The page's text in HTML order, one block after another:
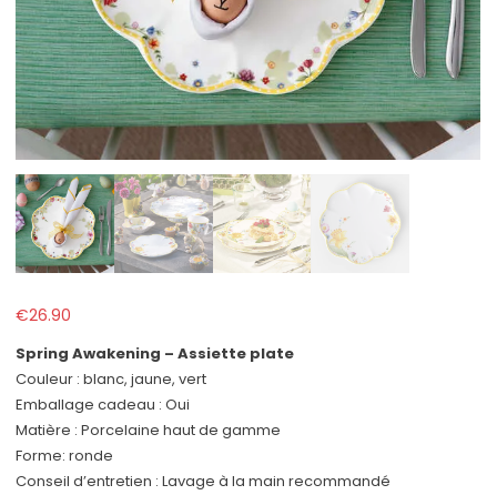
€26.90
Spring Awakening – Assiette plate
Couleur : blanc, jaune, vert
Emballage cadeau : Oui
Matière : Porcelaine haut de gamme
Forme: ronde
Conseil d’entretien : Lavage à la main recommandé